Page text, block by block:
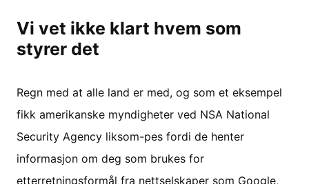
Vi vet ikke klart hvem som
styrer det
Regn med at alle land er med, og som et eksempel
fikk amerikanske myndigheter ved NSA National
Security Agency liksom-pes fordi de henter
informasjon om deg som brukes for
etterretningsformål fra nettselskaper som Google,